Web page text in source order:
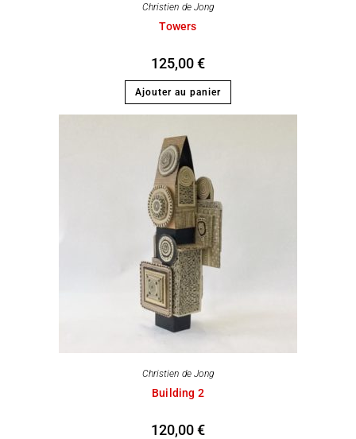
Christien de Jong
Towers
125,00€
Ajouter au panier
Christien de Jong
Building 2
120,00€